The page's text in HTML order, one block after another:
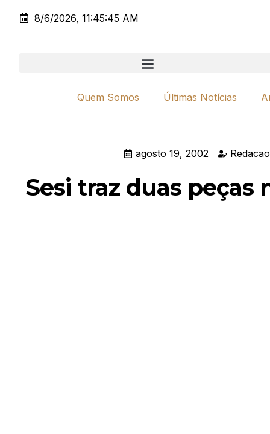
8/6/2026, 11:45:45 AM
Quem Somos Últimas Notícias
agosto 19, 2002
Sesi traz duas peças